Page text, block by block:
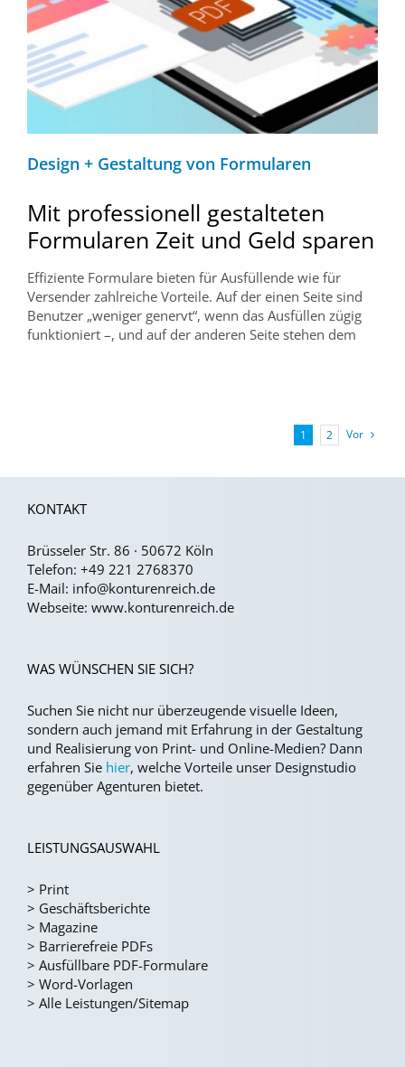
Design + Gestaltung von Formularen
Mit professionell gestalteten
Formularen Zeit und Geld sparen
Effiziente Formulare bieten für Ausfüllende wie für
Versender zahlreiche Vorteile. Auf der einen Seite sind
Benutzer „weniger genervt“, wenn das Ausfüllen zügig
funktioniert –, und auf der anderen Seite stehen dem
1 2 Vor
KONTAKT
Brüsseler Str. 86 · 50672 Köln
Telefon: +49 221 2768370
E-Mail: info@konturenreich.de
Webseite: www.konturenreich.de
WAS WÜNSCHEN SIE SICH?
Suchen Sie nicht nur überzeugende visuelle Ideen,
sondern auch jemand mit Erfahrung in der Gestaltung
und Realisierung von Print- und Online-Medien? Dann
erfahren Sie hier, welche Vorteile unser Designstudio
gegenüber Agenturen bietet.
LEISTUNGSAUSWAHL
> Print
> Geschäftsberichte
> Magazine
> Barrierefreie PDFs
> Ausfüllbare PDF-Formulare
> Word-Vorlagen
> Alle Leistungen/Sitemap